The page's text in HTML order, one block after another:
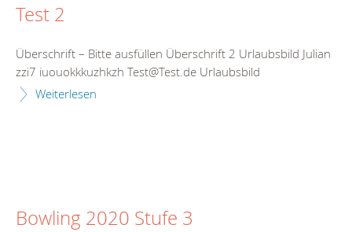
Test 2
Überschrift – Bitte ausfüllen Überschrift 2 Urlaubsbild Julian
zzi7 iuouokkkuzhkzh Test@Test.de Urlaubsbild
Weiterlesen
Bowling 2020 Stufe 3